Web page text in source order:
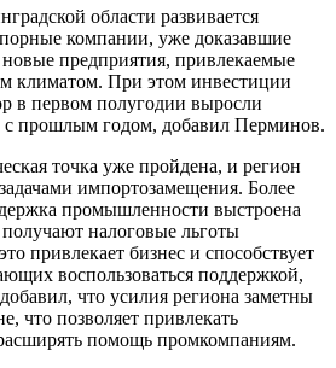
области развивается
компании, уже доказавшие
предприятия, привлекаемые
климатом. При этом инвестиции
в первом полугодии выросли
с прошлым годом, добавил Перминов.
точка уже пройдена, и регион
импортозамещения. Более
промышленности выстроена
налоговые льготы
привлекает бизнес и способствует
воспользоваться поддержкой,
что усилия региона заметны
что позволяет привлекать
помощь промкомпаниям.